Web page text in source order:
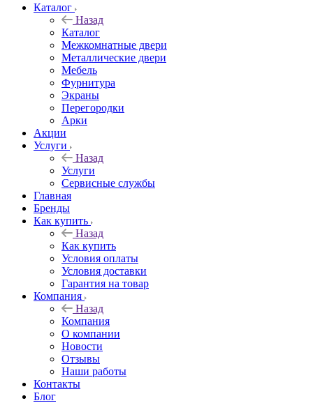
Каталог
Назад
Каталог
Межкомнатные двери
Металлические двери
Мебель
Фурнитура
Экраны
Перегородки
Арки
Акции
Услуги
Назад
Услуги
Сервисные службы
Главная
Бренды
Как купить
Назад
Как купить
Условия оплаты
Условия доставки
Гарантия на товар
Компания
Назад
Компания
О компании
Новости
Отзывы
Наши работы
Контакты
Блог